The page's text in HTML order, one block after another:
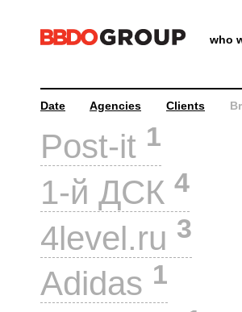
who
Date Agencies Clients
Post-it 1
1-й ДСК 4
4level.ru 3
Adidas 1